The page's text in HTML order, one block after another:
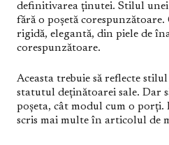
definitivarea ținutei. Stilul
fără o poșetă corespunzătoare.
rigidă, elegantă, din piele de
corespunzătoare.
Aceasta trebuie să reflecte
statutul deținătoarei sale. Dar
poșeta, cât modul cum o porți.
scris mai multe în articolul de